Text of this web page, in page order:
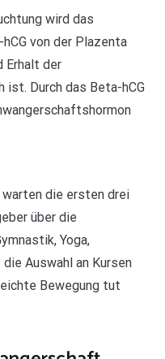
wird das
von der Plazenta
Erhalt der
Durch das Beta-hCG
die ersten drei
über die
Yoga,
Auswahl an Kursen
Bewegung tut